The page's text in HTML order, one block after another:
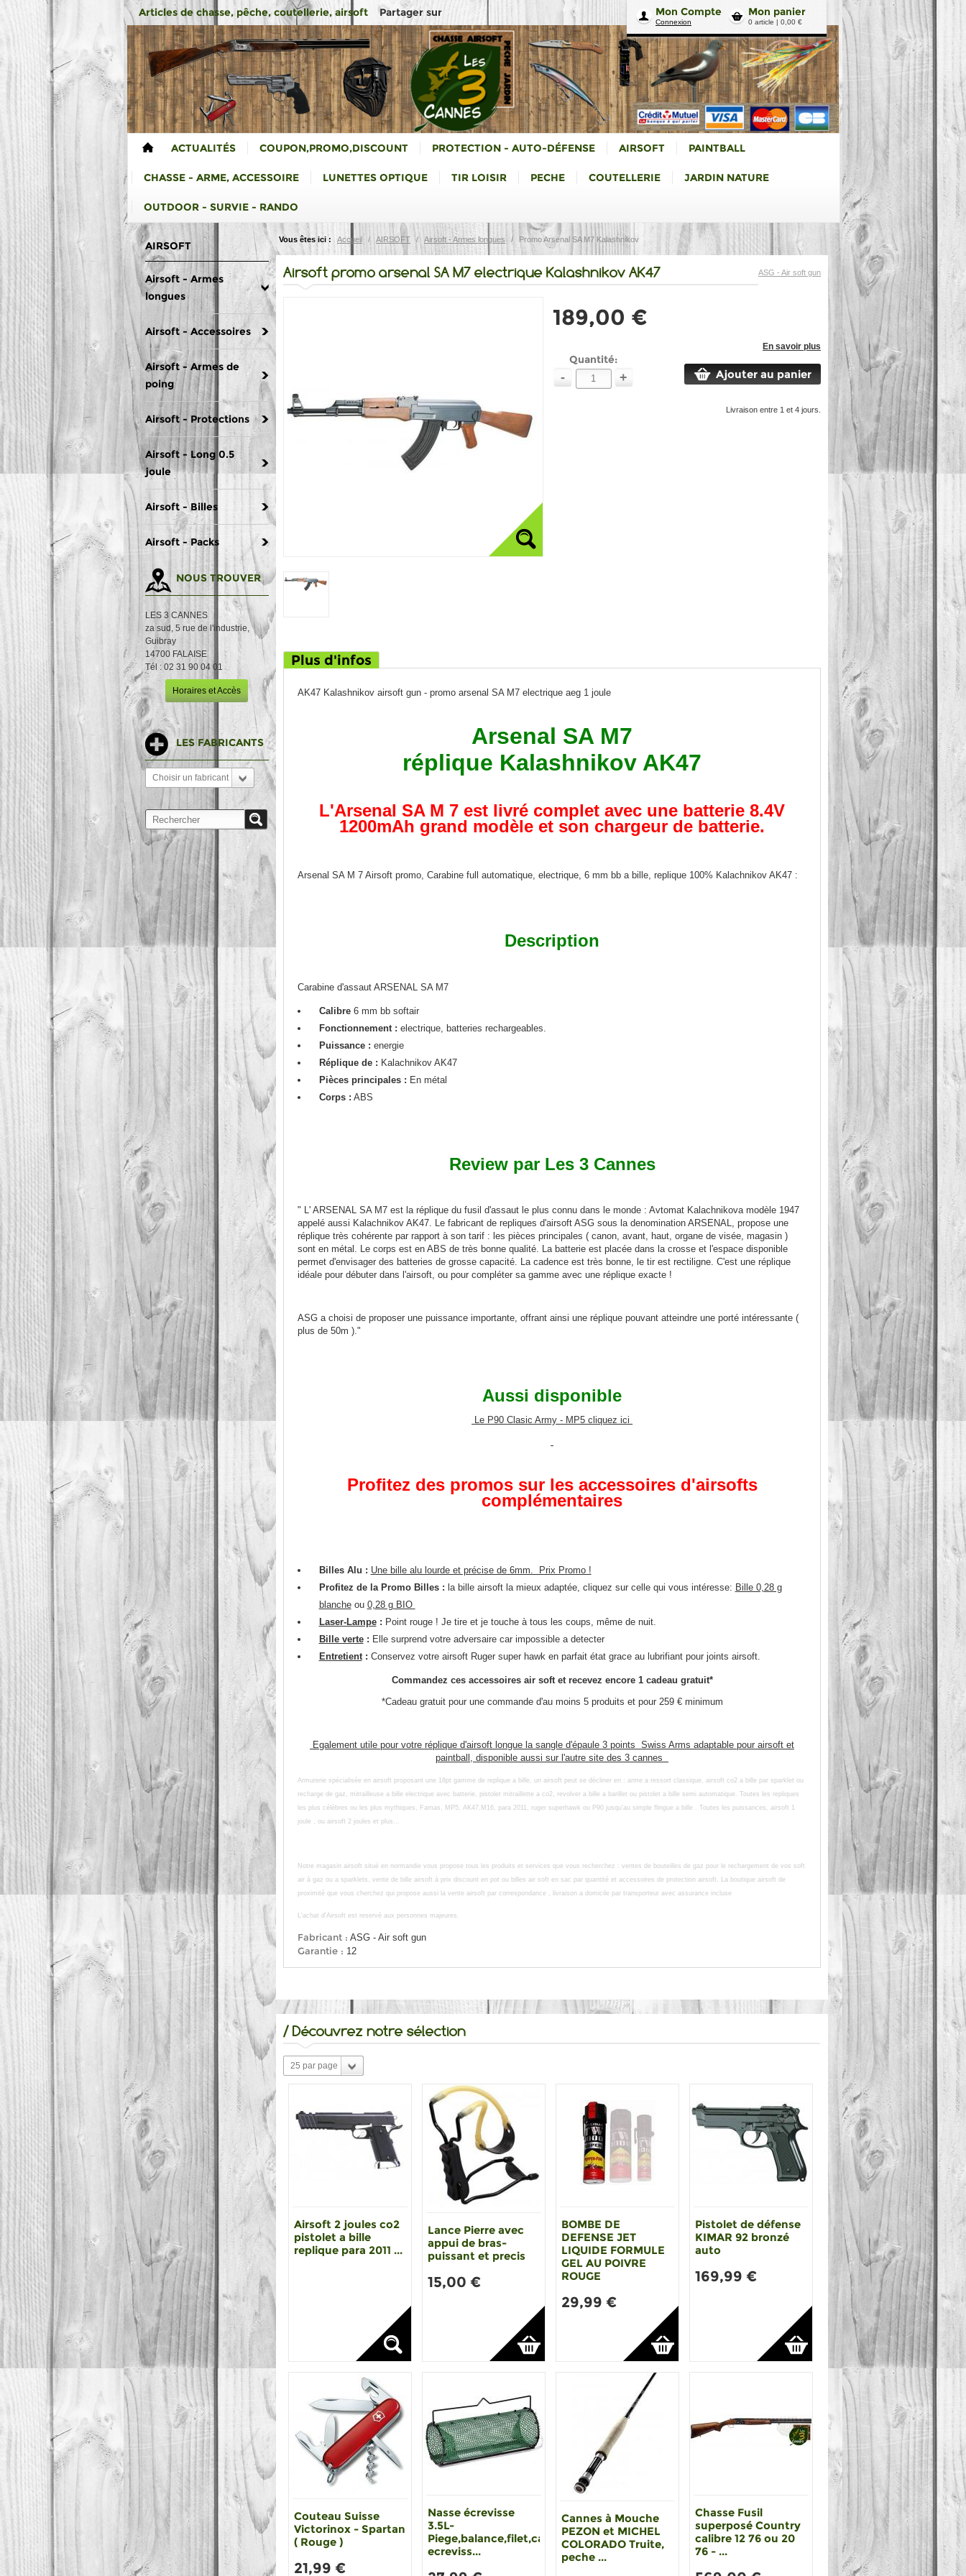
Mon panier
0 article | 0,00 €
Mon Compte
Connexion
Articles de chasse, pêche, coutellerie, airsoft Partager sur
ACTUALITÉS COUPON,PROMO,DISCOUNT PROTECTION - AUTO-DÉFENSE AIRSOFT PAINTBALL
CHASSE - ARME, ACCESSOIRE LUNETTES OPTIQUE TIR LOISIR PECHE COUTELLERIE JARDIN NATURE
OUTDOOR - SURVIE - RANDO
AIRSOFT
Airsoft - Armes
longues
Airsoft - Accessoires
Airsoft - Armes de
poing
Airsoft - Protections
Airsoft - Long 0.5
joule
Airsoft - Billes
Airsoft - Packs
NOUS TROUVER
LES 3 CANNES
za sud, 5 rue de l'industrie,
Guibray
14700 FALAISE
Tél : 02 31 90 04 01
Horaires et Accès
LES FABRICANTS
Choisir un fabricant
Vous êtes ici : Accueil / AIRSOFT / Airsoft - Armes longues / Promo Arsenal SA M7 Kalashnikov
ASG - Air soft gun
Airsoft promo arsenal SA M7 electrique Kalashnikov AK47
189,00 €
En savoir plus
Quantité:
- + Ajouter au panier
Livraison entre 1 et 4 jours.
Plus d'infos
AK47 Kalashnikov airsoft gun - promo arsenal SA M7 electrique aeg 1 joule
Arsenal SA M7
réplique Kalashnikov AK47
L'Arsenal SA M 7 est livré complet avec une batterie 8.4V
1200mAh grand modèle et son chargeur de batterie.
Arsenal SA M 7 Airsoft promo, Carabine full automatique, electrique, 6 mm bb a bille, replique 100% Kalachnikov AK47 :
Description
Carabine d'assaut ARSENAL SA M7
Calibre6 mm bb softair
Fonctionnement : electrique, batteries rechargeables.
Puissance : energie
Réplique de : Kalachnikov AK47
Pièces principales : En métal
Corps : ABS
Review par Les 3 Cannes
" L' ARSENAL SA M7 est la réplique du fusil d'assaut le plus connu dans le monde : Avtomat Kalachnikova modèle 1947
appelé aussi Kalachnikov AK47. Le fabricant de repliques d'airsoft ASG sous la denomination ARSENAL, propose une
réplique très cohérente par rapport à son tarif : les pièces principales ( canon, avant, haut, organe de visée, magasin )
sont en métal. Le corps est en ABS de très bonne qualité. La batterie est placée dans la crosse et l'espace disponible
permet d'envisager des batteries de grosse capacité. La cadence est très bonne, le tir est rectiligne. C'est une réplique
idéale pour débuter dans l'airsoft, ou pour compléter sa gamme avec une réplique exacte !
ASG a choisi de proposer une puissance importante, offrant ainsi une réplique pouvant atteindre une porté intéressante (
plus de 50m )."
Aussi disponible
Le P90 Clasic Army - MP5 cliquez ici
Profitez des promos sur les accessoires d'airsofts
complémentaires
Billes Alu : Une bille alu lourde et précise de 6mm. Prix Promo !
Profitez de la Promo Billes : la bille airsoft la mieux adaptée, cliquez sur celle qui vous intéresse: Bille 0,28 g
blancheou 0,28 g BIO
Laser-Lampe: Point rouge ! Je tire et je touche à tous les coups, même de nuit.
Bille verte: Elle surprend votre adversaire car impossible a detecter
Entretient: Conservez votre airsoft Ruger super hawk en parfait état grace au lubrifiant pour joints airsoft.
Commandez ces accessoires air soft et recevez encore 1 cadeau gratuit*
*Cadeau gratuit pour une commande d'au moins 5 produits et pour 259 € minimum
Egalement utile pour votre réplique d'airsoft longue la sangle d'épaule 3 points Swiss Arms adaptable pour airsoft et
paintball, disponible aussi sur l'autre site des 3 cannes
Armurerie spécialisée en airsoft proposant une 18pt gamme de replique a bille, un airsoft peut se décliner en : arme a ressort classique, airsoft co2 a bille par sparklet ou
recharge de gaz, mitrailleuse a bille electrique avec batterie, pistolet mitraillette a co2, revolver a bille a barillet ou pistolet a bille semi automatique. Toutes les repliques
les plus célèbres ou les plus mythiques, Famas, MP5, AK47,M16, para 2011, ruger superhawk ou P90 jusqu'au simple flingue a bille . Toutes les puissances, airsoft 1
joule , ou airsoft 2 joules et plus...
Notre magasin airsoft situé en normandie vous propose tous les produits et services que vous recherchez : ventes de bouteilles de gaz pour le rechargement de vos soft
air à gaz ou a sparklets, vente de bille airsoft à prix discount en pot ou billes air soft en sac par quantité et accessoires de protection airsoft. La boutique airsoft de
proximité que vous cherchez qui propose aussi la vente airsoft par correspondance , livraison a domicile par transporteur avec assurance incluse
L'achat d'Airsoft est reservé aux personnes majeures.
Fabricant : ASG - Air soft gun
Garantie : 12
/ Découvrez notre sélection
25 par page
Airsoft 2 joules co2
pistolet a bille
replique para 2011 ...
Lance Pierre avec
appui de bras-
puissant et precis
15,00 €
BOMBE DE
DEFENSE JET
LIQUIDE FORMULE
GEL AU POIVRE
ROUGE
29,99 €
Pistolet de défense
KIMAR 92 bronzé
auto
169,99 €
Couteau Suisse
Victorinox - Spartan
( Rouge )
21,99 €
Nasse écrevisse
3.5L-
Piege,balance,filet,casier
ecreviss...
Cannes à Mouche
PEZON et MICHEL
COLORADO Truite,
peche ...
Chasse Fusil
superposé Country
calibre 12 76 ou 20
76 - ...